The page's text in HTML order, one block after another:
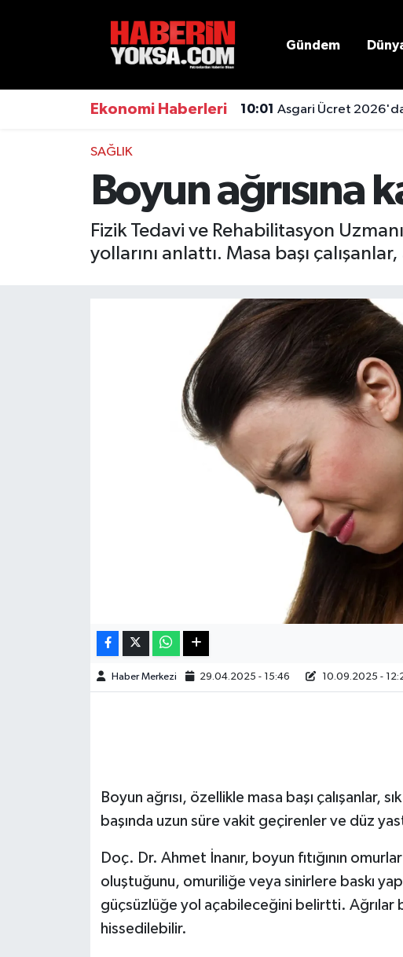
Gündem
Ekonomi Haberleri 10:01 Asgari Ücret 2026'da
SAĞLIK
Boyun ağrısına
Fizik Tedavi ve Rehabilitasyon
yollarını anlattı. Masa başı
Haber Merkezi 29.04.2025 - 15:46 10.09.2025 -
Boyun ağrısı, özellikle masa başı çalışanlar,
başında uzun süre vakit geçirenler ve düz
Doç. Dr. Ahmet İnanır, boyun fıtığının
oluştuğunu, omuriliğe veya sinirlere baskı
güçsüzlüğe yol açabileceğini belirtti. Ağrılar
hissedilebilir.
Gündem
Hava Durumu
Tüm Manşetler
Haber Arşivi